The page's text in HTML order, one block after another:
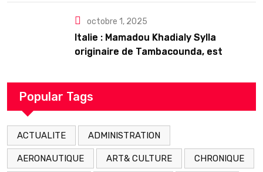
octobre 1, 2025
Italie : Mamadou Khadialy Sylla
originaire de Tambacounda, est
arrestation
Popular Tags
ACTUALITE ADMINISTRATION
AERONAUTIQUE ART& CULTURE CHRONIQUE